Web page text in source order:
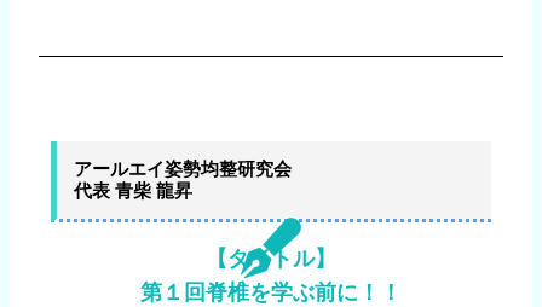
アールエイ姿勢均整研究会
代表 青柴 龍昇
【タイトル】
第１回脊椎を学ぶ前に！！